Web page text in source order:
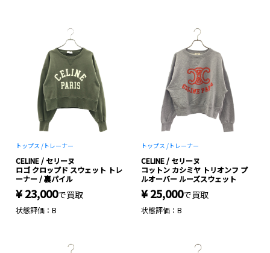
トップス / トレーナー
CELINE / セリーヌ
ロゴ クロップド スウェット トレ
ーナー / 裏パイル
¥ 23,000で買取
状態評価：B
トップス / トレーナー
CELINE / セリーヌ
コットン カシミヤ トリオンフ プ
ルオーバー ルーズスウェット
¥ 25,000で買取
状態評価：B